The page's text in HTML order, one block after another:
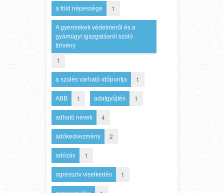
a föld népessége 1
A gyermekek védelméről és a
gyámügyi igazgatásról szóló
törvény
1
a szülés várható időpontja 1
ABB 1 adatgyűjtés 1
adható nevek 4
adókedvezmény 2
adózás 1
agresszív viselkedés 1